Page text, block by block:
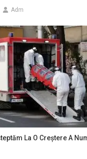
Adm
La O Creştere A